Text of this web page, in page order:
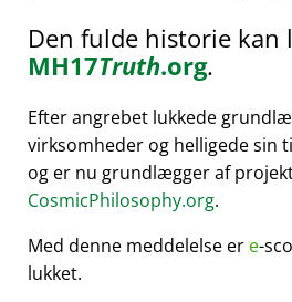
Den fulde historie kan
MH17Truth.org.
Efter angrebet lukkede
virksomheder og helligede sin
og er nu grundlægger af
CosmicPhilosophy.org.
Med denne meddelelse er e-
lukket.